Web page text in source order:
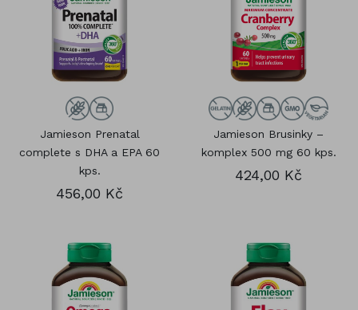
Jamieson Prenatal
complete s DHA a EPA 60
kps.
456,00 Kč
Jamieson Brusinky –
komplex 500 mg 60 kps.
424,00 Kč